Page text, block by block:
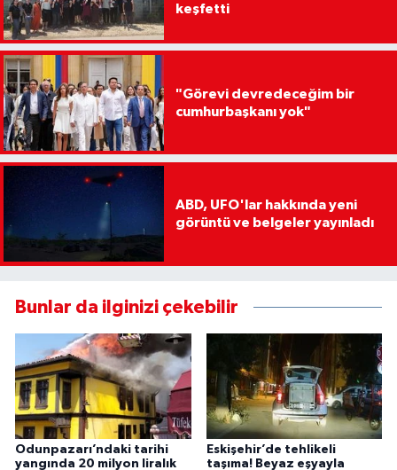
keşfetti
"Görevi devredeceğim bir
cumhurbaşkanı yok"
ABD, UFO'lar hakkında yeni
görüntü ve belgeler yayınladı
Bunlar da ilginizi çekebilir
Odunpazarı’ndaki tarihi
yangında 20 milyon liralık
Eskişehir’de tehlikeli
taşıma! Beyaz eşyayla